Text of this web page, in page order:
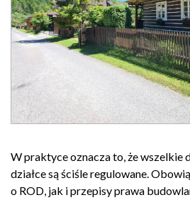
W praktyce oznacza to, że wszelkie
działce są ściśle regulowane.
o ROD, jak i przepisy prawa